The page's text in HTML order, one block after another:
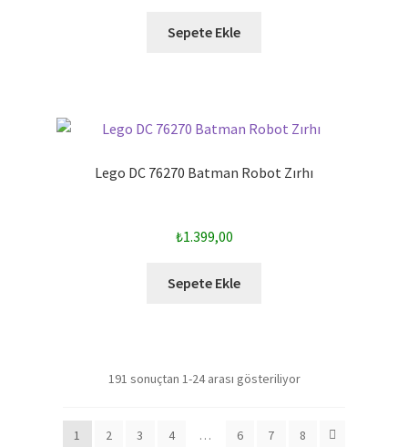
Sepete Ekle
Lego DC 76270 Batman Robot Zırhı
₺1.399,00
Sepete Ekle
191 sonuçtan 1-24 arası gösteriliyor
1 2 3 4 … 6 7 8